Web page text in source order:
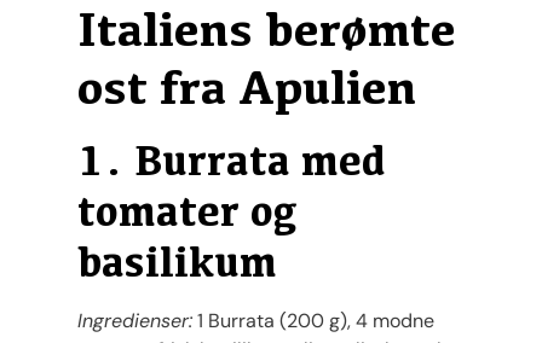
Italiens berømte
ost fra Apulien
1. Burrata med
tomater og
basilikum
Ingredienser:1 Burrata (200 g), 4 modne